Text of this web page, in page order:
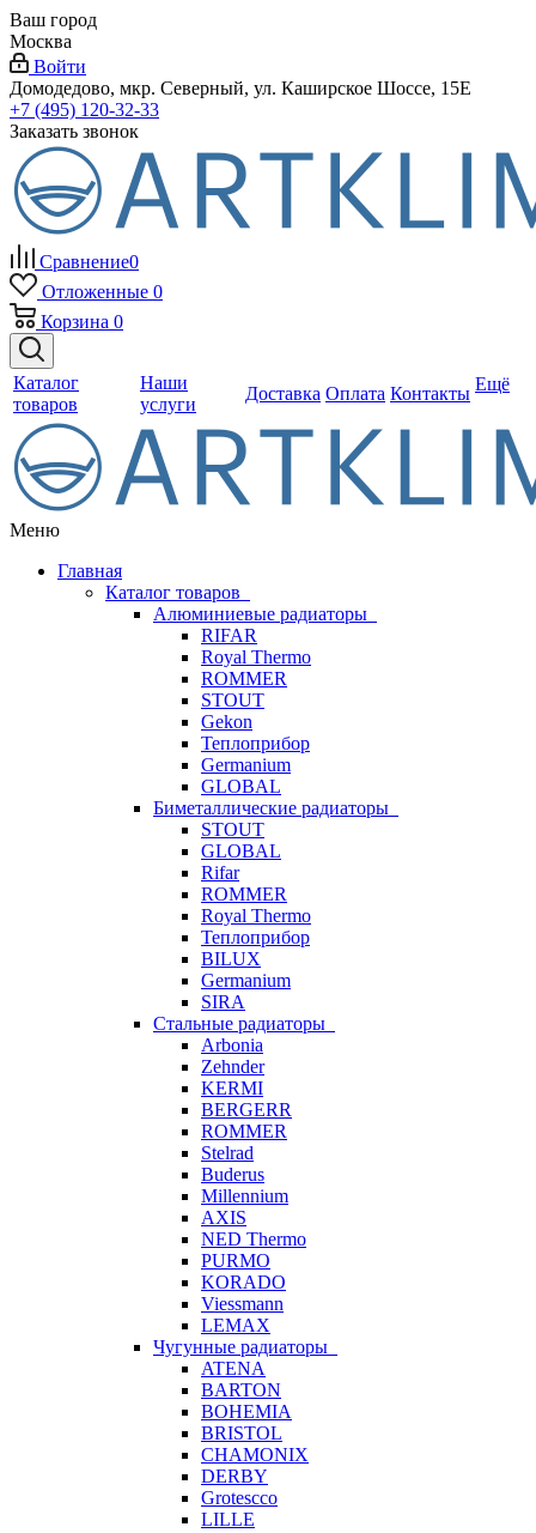
Ваш город
Москва
Войти
Домодедово, мкр. Северный, ул. Каширское Шоссе, 15Е
+7 (495) 120-32-33
Заказать звонок
Сравнение0
Отложенные 0
Корзина 0
Каталог
товаров
Наши
услуги
Доставка Оплата Контакты Ещё
Меню
Главная
Каталог товаров
Алюминиевые радиаторы
RIFAR
Royal Thermo
ROMMER
STOUT
Gekon
Теплоприбор
Germanium
GLOBAL
Биметаллические радиаторы
STOUT
GLOBAL
Rifar
ROMMER
Royal Thermo
Теплоприбор
BILUX
Germanium
SIRA
Стальные радиаторы
Arbonia
Zehnder
KERMI
BERGERR
ROMMER
Stelrad
Buderus
Millennium
AXIS
NED Thermo
PURMO
KORADO
Viessmann
LEMAX
Чугунные радиаторы
ATENA
BARTON
BOHEMIA
BRISTOL
CHAMONIX
DERBY
Grotescco
LILLE